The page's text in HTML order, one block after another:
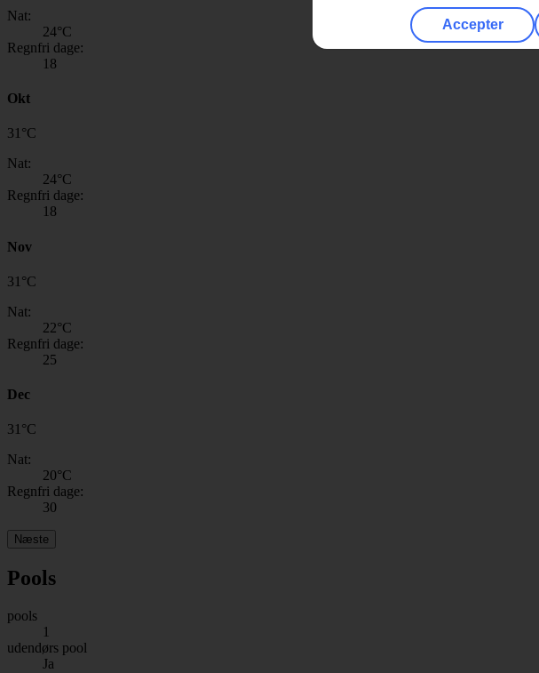
Nat:
24°C
Regnfri dage:
18
Okt
31 °C
Nat:
24°C
Regnfri dage:
18
Nov
31 °C
Nat:
22°C
Regnfri dage:
25
Dec
31 °C
Nat:
20°C
Regnfri dage:
30
Næste
Pools
pools
1
udendørs pool
Ja
Accepter